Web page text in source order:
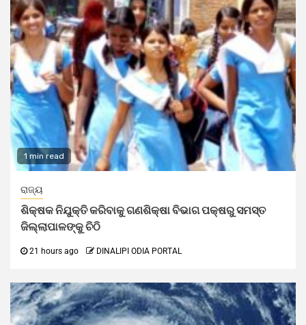
1 min read
ରାଜ୍ୟ
ଶିକ୍ଷକ ନିଯୁକ୍ତି କରିବାକୁ ଗଣଶିକ୍ଷା ବିଭାଗ ପକ୍ଷରୁ ସମସ୍ତ
ଜିଲ୍ଲାପାଳଙ୍କୁ ଚିଠି
21 hours ago DINALIPI ODIA PORTAL